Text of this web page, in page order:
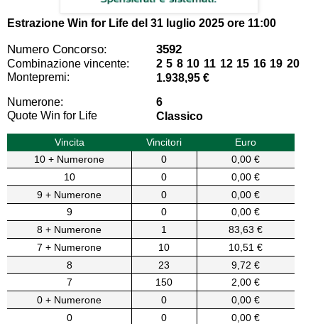
Estrazione Win for Life del 31 luglio 2025 ore 11:00
Numero Concorso: 3592
Combinazione vincente:
2 5 8 10 11 12 15 16 19 20
Montepremi:
1.938,95 €
Numerone:
6
Quote Win for Life
Classico
Vincita Vincitori
Euro
10 + Numerone
0
0,00 €
10
0
0,00 €
9 + Numerone
0
0,00 €
9
0
0,00 €
8 + Numerone
1
83,63 €
7 + Numerone
10
10,51 €
8
23
9,72 €
7
150
2,00 €
0 + Numerone
0
0,00 €
0
0
0,00 €